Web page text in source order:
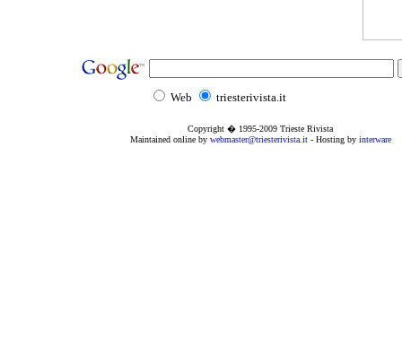
Web triesterivista.it
Copyright � 1995-2009 Trieste Rivista
Maintained online by webmaster@triesterivista.it- Hosting by interware